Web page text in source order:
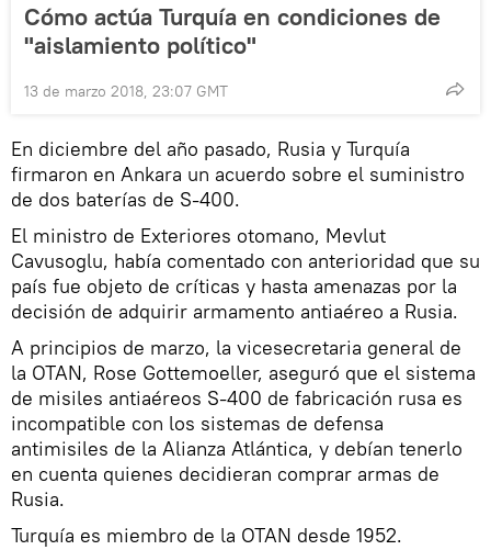
Cómo actúa Turquía en condiciones de
"aislamiento político"
13 de marzo 2018, 23:07 GMT
En diciembre del año pasado, Rusia y Turquía
firmaron en Ankara un acuerdo sobre el suministro
de dos baterías de S-400.
El ministro de Exteriores otomano, Mevlut
Cavusoglu, había comentado con anterioridad que su
país fue objeto de críticas y hasta amenazas por la
decisión de adquirir armamento antiaéreo a Rusia.
A principios de marzo, la vicesecretaria general de
la OTAN, Rose Gottemoeller, aseguró que el sistema
de misiles antiaéreos S-400 de fabricación rusa es
incompatible con los sistemas de defensa
antimisiles de la Alianza Atlántica, y debían tenerlo
en cuenta quienes decidieran comprar armas de
Rusia.
Turquía es miembro de la OTAN desde 1952.